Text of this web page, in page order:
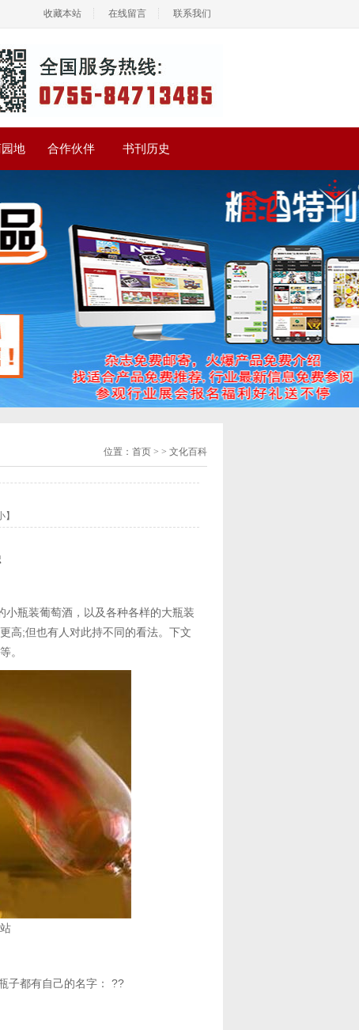
收藏本站 在线留言 联系我们
地 合作伙伴 书刊历史
位置： 首页 > > 文化百科
】
瓶装葡萄酒，以及各种各样的大瓶装
高;但也有人对此持不同的看法。下文
。
子都有自己的名字： ??